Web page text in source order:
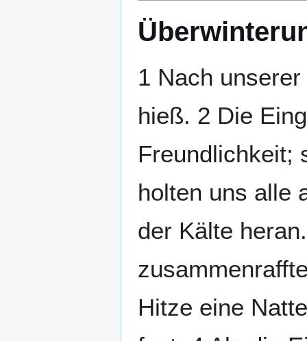
1 Nach
hieß. 2 Die
Freundlichkeit;
holten uns alle
der Kälte
Hitze eine